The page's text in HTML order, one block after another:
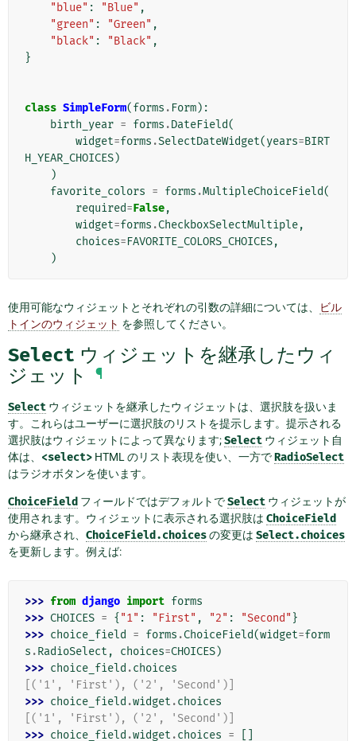
"blue" : "Blue" ,
"green" : "Green" ,
"black" : "Black" ,
}
class SimpleForm(forms . Form):
birth_year = forms .DateField(
widget=forms .SelectDateWidget(years=BIRT
H_YEAR_CHOICES)
)
favorite_colors = forms .MultipleChoiceField(
required=False,
widget=forms .CheckboxSelectMultiple,
choices=FAVORITE_COLORS_CHOICES,
)
使用可能なウィジェットとそれぞれの引数の詳細については、
ビル
トインのウィジェット を参照してください。
Select ウィジェットを継承したウィ
ジェット
¶
Select ウィジェットを継承したウィジェットは、選択肢を扱いま
す。これらはユーザーに選択肢のリストを提示します。提示される
選択肢はウィジェットによって異なります;Select ウィジェット自
体は、 <select> HTML のリスト表現を使い、一方でRadioSelect
はラジオボタンを使います。
ChoiceField フィールドではデフォルトでSelect ウィジェットが
使用されます。ウィジェットに表示される選択肢は ChoiceField
から継承され、 ChoiceField.choicesの変更は Select.choices
を更新します。例えば:
>>> from django import forms
>>> CHOICES = { "1" : "First" , "2" : "Second" }
>>> choice_field = forms .ChoiceField(widget=form
s .RadioSelect , choices=CHOICES)
>>> choice_field .choices
[('1', 'First'), ('2', 'Second')]
>>> choice_field .widget .choices
[('1', 'First'), ('2', 'Second')]
>>> choice_field .widget .choices =